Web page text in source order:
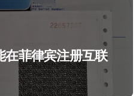
在菲律宾注册互联